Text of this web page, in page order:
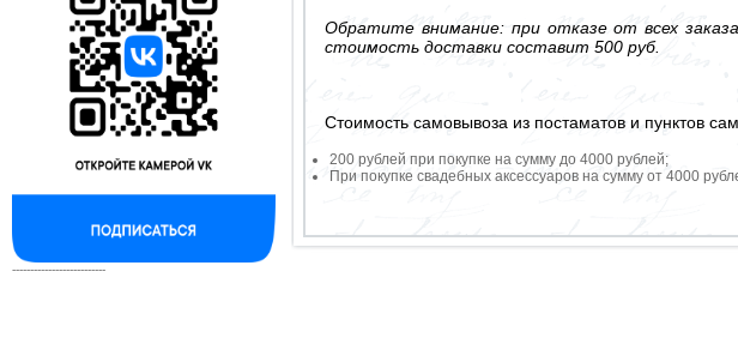
--------------------------
Обратите внимание: при отказе от всех
стоимость доставки составит 500 руб.
Стоимость самовывоза из постаматов и пунктов
200 рублей при покупке на сумму до 4000 рублей;
При покупке свадебных аксессуаров на сумму от 4000